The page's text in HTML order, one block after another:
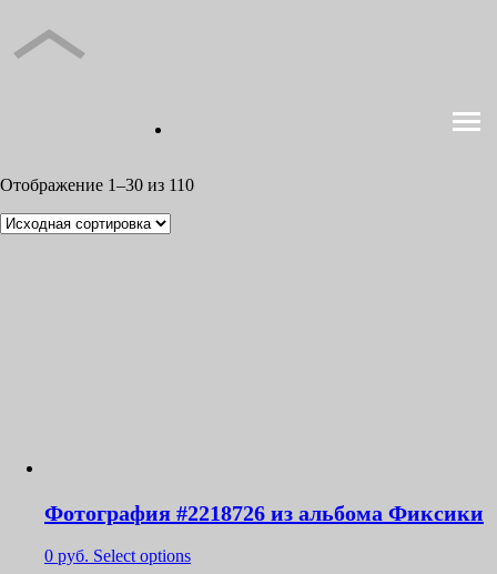
Отображение 1–30 из 110
Фотография #2218726 из альбома Фиксики
0 руб. Select options